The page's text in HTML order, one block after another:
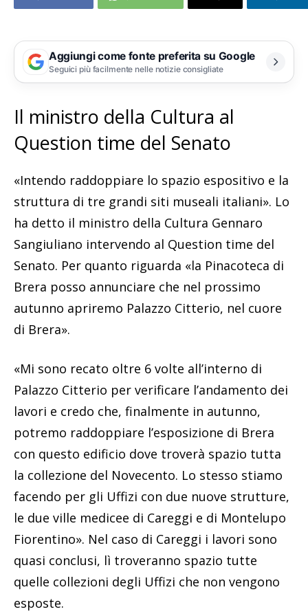
Aggiungi come fonte preferita su Google
Seguici più facilmente nelle notizie consigliate
Il ministro della Cultura al
Question time del Senato
«Intendo raddoppiare lo spazio espositivo e la
struttura di tre grandi siti museali italiani». Lo
ha detto il ministro della Cultura Gennaro
Sangiuliano intervendo al Question time del
Senato. Per quanto riguarda «la Pinacoteca di
Brera posso annunciare che nel prossimo
autunno apriremo Palazzo Citterio, nel cuore
di Brera».
«Mi sono recato oltre 6 volte all’interno di
Palazzo Citterio per verificare l’andamento dei
lavori e credo che, finalmente in autunno,
potremo raddoppiare l’esposizione di Brera
con questo edificio dove troverà spazio tutta
la collezione del Novecento. Lo stesso stiamo
facendo per gli Uffizi con due nuove strutture,
le due ville medicee di Careggi e di Montelupo
Fiorentino». Nel caso di Careggi i lavori sono
quasi conclusi, lì troveranno spazio tutte
quelle collezioni degli Uffizi che non vengono
esposte.